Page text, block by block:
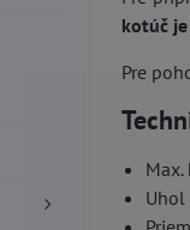
kotúč
Pre
Uhol